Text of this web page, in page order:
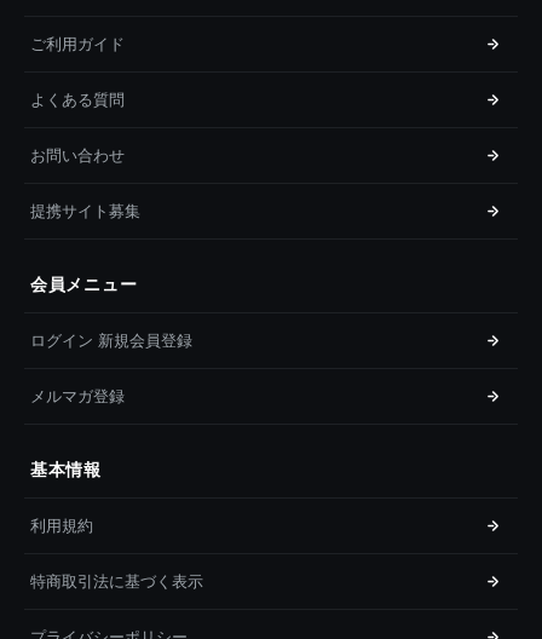
ご利用ガイド
よくある質問
お問い合わせ
提携サイト募集
会員メニュー
ログイン 新規会員登録
メルマガ登録
基本情報
利用規約
特商取引法に基づく表示